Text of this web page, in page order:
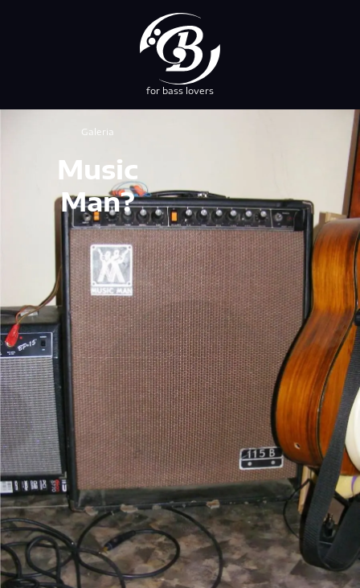
for bass lovers
Galeria
Music
Man?